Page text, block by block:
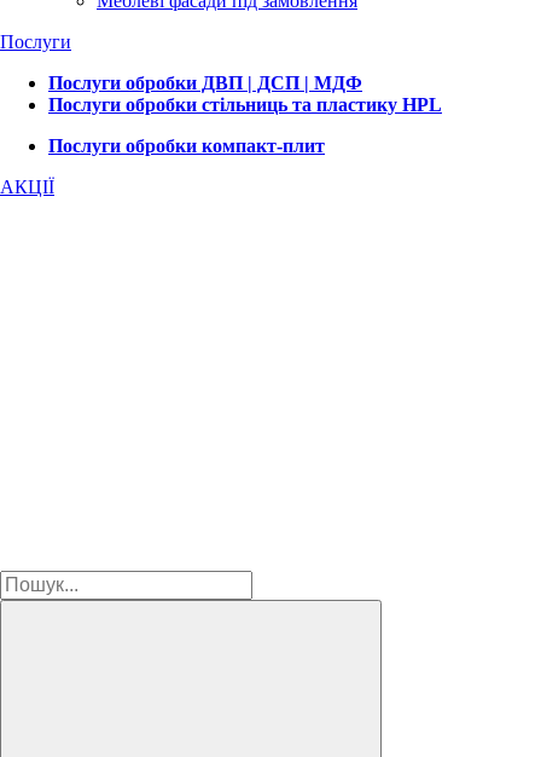
Послуги
Послуги обробки ДВП | ДСП | МДФ
Послуги обробки стільниць та пластику HPL
Послуги обробки компакт-плит
АКЦІЇ